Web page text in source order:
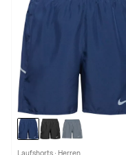
Laufshorts · Herren